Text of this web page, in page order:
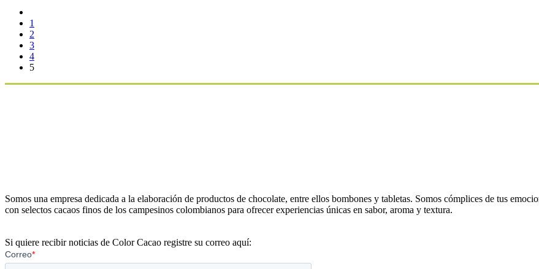
1
2
3
4
5
Somos una empresa dedicada a la elaboración de productos de chocolate, entre ellos bombones y tabletas. Somos cómplices de tus
con selectos cacaos finos de los campesinos colombianos para ofrecer experiencias únicas en sabor, aroma y textura.
Si quiere recibir noticias de Color Cacao registre su correo aquí: